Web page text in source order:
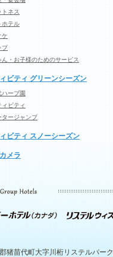
トネス
ホテル
ケ
プ
ん・お子様のためのサービス
ビティ グリーンシーズン
ハーブ園
ィビティ
タージャンプ
ビティ スノーシーズン
メラ
猪苗代町大字川桁リステルパーク